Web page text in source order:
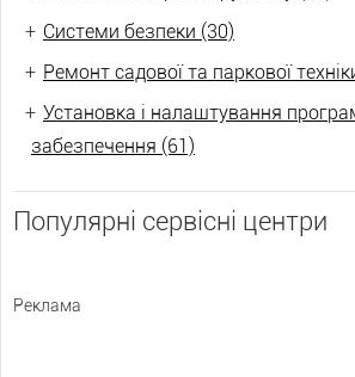
+ Системи безпеки (30)
+ Ремонт садової та паркової
+ Установка і налаштування
забезпечення (61)
Популярні сервісні центри
Реклама